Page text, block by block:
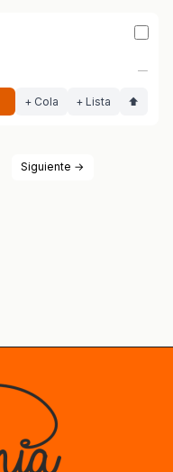
—
+ Cola + Lista ⬆
Siguiente →